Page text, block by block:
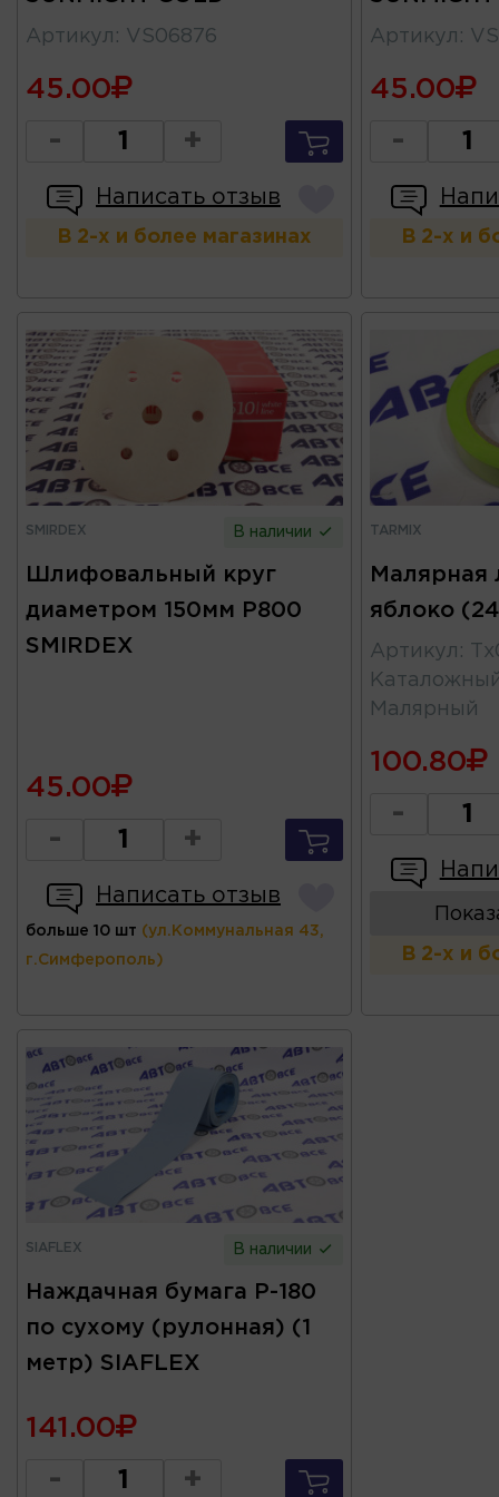
Артикул : VS06876
45.00
- +
Написать отзыв
В 2-х и более магазинах
Артикул :
45.00
-
В 2-х и
SMIRDEX В наличии
Шлифовальный круг
диаметром 150мм Р800
SMIRDEX
45.00
- +
Написать отзыв
больше 10 шт (ул.Коммунальная 43,
г.Симферополь)
TARMIX
Малярная
яблоко
Артикул :
Малярный
100.80
-
В 2-х и
SIAFLEX В наличии
Наждачная бумага Р-180
по сухому (рулонная) (1
метр) SIAFLEX
141.00
- +